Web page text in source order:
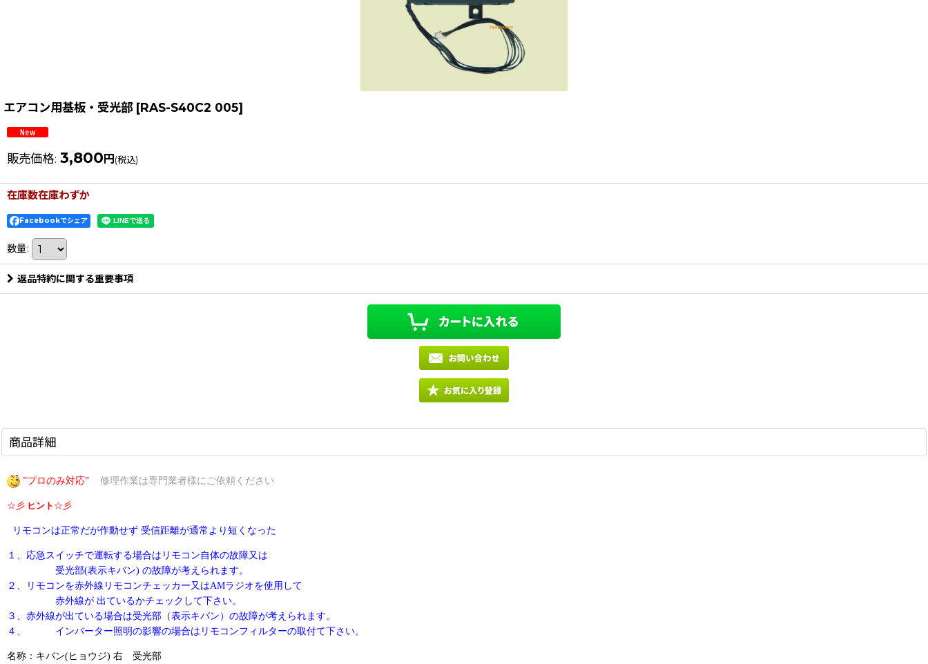
エアコン用基板・受光部 [RAS-S40C2 005]
販売価格: 3,800 円 (税込)
在庫数在庫わずか
Facebookでシェア
数量:
返品特約に関する重要事項
商品詳細
”プロのみ対応” 修理作業は専門業者様にご依頼ください
☆彡 ヒント ☆彡
リモコンは正常だが作動せず 受信距離が通常より短くなった
１、応急スイッチで運転する場合はリモコン自体の故障又は
受光部(表示キバン) の故障が考えられます。
２、リモコンを赤外線リモコンチェッカー又はAMラジオを使用して
赤外線が 出ているかチェックして下さい。
３、赤外線が出ている場合は受光部（表示キバン）の故障が考えられます。
４、 インバーター照明の影響の場合はリモコンフィルターの取付て下さい。
名称： キバン(ヒョウジ) 右 受光部